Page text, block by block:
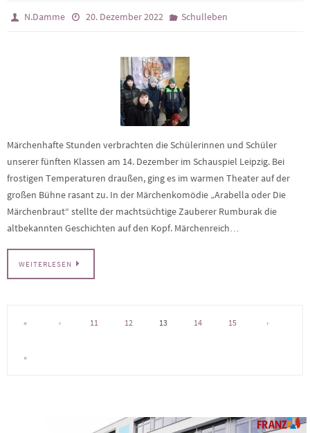
N.Damme 20. Dezember 2022 Schulleben
Märchenhafte Stunden verbrachten die Schülerinnen und Schüler
unserer fünften Klassen am 14. Dezember im Schauspiel Leipzig. Bei
frostigen Temperaturen draußen, ging es im warmen Theater auf der
großen Bühne rasant zu. In der Märchenkomödie „Arabella oder Die
Märchenbraut“ stellte der machtsüchtige Zauberer Rumburak die
altbekannten Geschichten auf den Kopf. Märchenreich…
WEITERLESEN
« ‹ 11 12 13 14 15 ›
»